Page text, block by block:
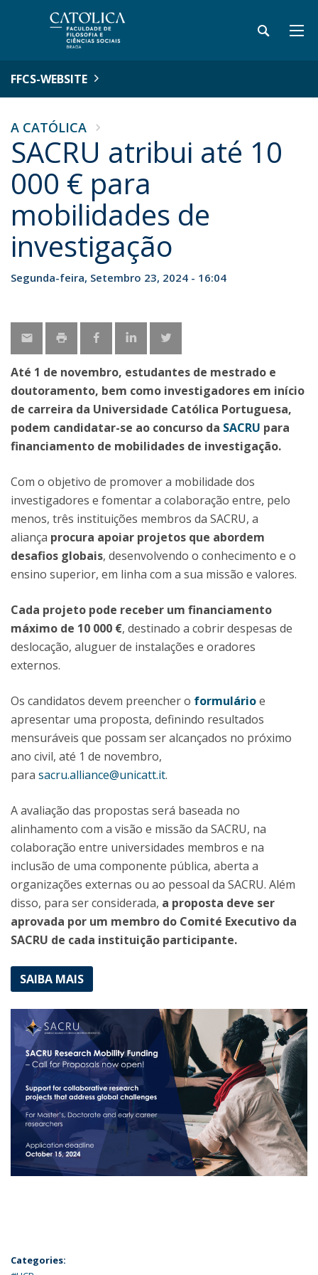
FFCS-WEBSITE
A CATÓLICA
SACRU atribui até 10
000 € para
mobilidades de
investigação
Segunda-feira, Setembro 23, 2024 - 16:04
Até 1 de novembro, estudantes de mestrado e
doutoramento, bem como investigadores em início
de carreira da Universidade Católica Portuguesa,
podem candidatar-se ao concurso da SACRU para
financiamento de mobilidades de investigação.
Com o objetivo de promover a mobilidade dos
investigadores e fomentar a colaboração entre, pelo
menos, três instituições membros da SACRU, a
aliança procura apoiar projetos que abordem
desafios globais, desenvolvendo o conhecimento e o
ensino superior, em linha com a sua missão e valores.
Cada projeto pode receber um financiamento
máximo de 10 000 €, destinado a cobrir despesas de
deslocação, aluguer de instalações e oradores
externos.
Os candidatos devem preencher o formulárioe
apresentar uma proposta, definindo resultados
mensuráveis que possam ser alcançados no próximo
ano civil, até 1 de novembro,
para sacru.alliance@unicatt.it.
A avaliação das propostas será baseada no
alinhamento com a visão e missão da SACRU, na
colaboração entre universidades membros e na
inclusão de uma componente pública, aberta a
organizações externas ou ao pessoal da SACRU. Além
disso, para ser considerada, a proposta deve ser
aprovada por um membro do Comité Executivo da
SACRU de cada instituição participante.
SAIBA MAIS
Categories: